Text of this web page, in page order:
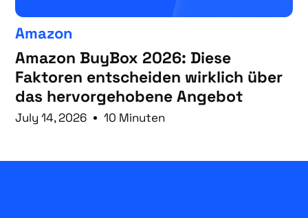
Amazon
Amazon BuyBox 2026: Diese
Faktoren entscheiden wirklich über
das hervorgehobene Angebot
July 14, 2026 10 Minuten